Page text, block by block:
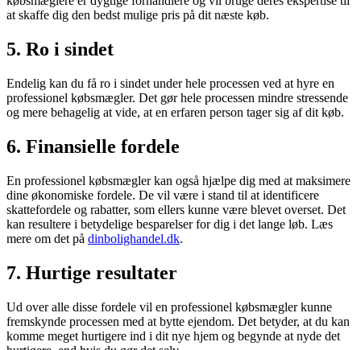
at skaffe dig den bedst mulige pris på dit næste køb.
5. Ro i sindet
Endelig kan du få ro i sindet under hele processen ved at hyre en
professionel købsmægler. Det gør hele processen mindre stressende
og mere behagelig at vide, at en erfaren person tager sig af dit køb.
6. Finansielle fordele
En professionel købsmægler kan også hjælpe dig med at maksimere
dine økonomiske fordele. De vil være i stand til at identificere
skattefordele og rabatter, som ellers kunne være blevet overset. Det
kan resultere i betydelige besparelser for dig i det lange løb. Læs
mere om det på dinbolighandel.dk.
7. Hurtige resultater
Ud over alle disse fordele vil en professionel købsmægler kunne
fremskynde processen med at bytte ejendom. Det betyder, at du kan
komme meget hurtigere ind i dit nye hjem og begynde at nyde det